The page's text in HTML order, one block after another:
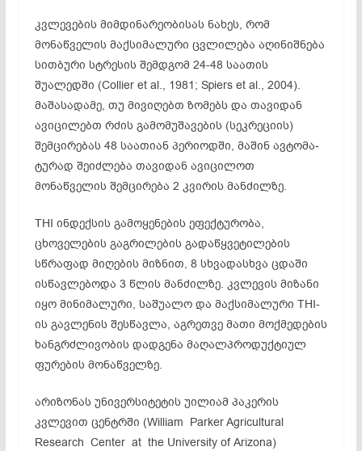
კვლევების მიმდინარეობისას ნახეს, რომ
მონაწველის მაქსიმალური ცვლი­ლება აღინიშნება
სითბური სტრესის შემდგომ 24-48 საათის
შუალედში (Collier et al., 1981; Spiers et al., 2004).
მაშასადამე, თუ მივიღებთ ზომებს და თავიდან
ავიცილებთ რძის გამომუშავების (სეკრეციის)
შემცირებას 48 საათიან პერიოდში, მაშინ ავტომა­
ტურად შეიძლება თავიდან ავიცილოთ
მონაწველის შემცირება 2 კვირის მანძილზე.
THI ინდექსის გამოყენების ეფექტურობა,
ცხოველების გაგრილების გადაწყვე­ტილების
სწრაფად მიღების მიზნით, 8 სხვადასხვა ცდაში
ისწავლებოდა 3 წლის მანძილზე. კვლევის მიზანი
იყო მინიმალური, საშუალო და მაქსიმალური THI-
ის გავლენის შესწავლა, აგრეთვე მათი მოქმედების
ხანგრძლივობის დადგენა მაღალ­პროდუქტიულ
ფურების მონაწველზე.
არიზონას უნივერსიტეტის უილიამ პაკერის
კვლევით ცენტრში (William Parker Agricultural
Research Center at the University of Arizona)